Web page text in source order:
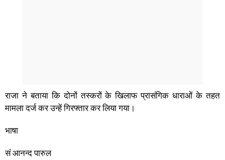
राजा ने बताया कि दोनों तस्करों के खिलाफ प्रासंगिक धाराओं के तहत
मामला दर्ज कर उन्हें गिरफ्तार कर लिया गया।
भाषा
सं आनन्‍द पारुल